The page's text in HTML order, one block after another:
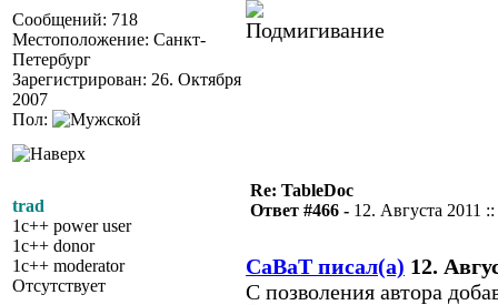
Сообщений: 718
Местоположение: Санкт-
Петербург
Зарегистрирован: 26. Октября
2007
Пол:
trad
1c++ power user
1c++ donor
1c++ moderator
Отсутствует
Re: TableDoc
Ответ #466 - 12. Августа 2011
CaBaT писал(а) 12.
С позволения автора